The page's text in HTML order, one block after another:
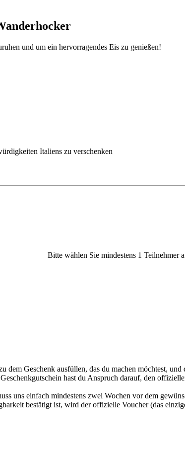
und um ein hervorragendes Eis zu genießen!
Italiens zu verschenken
Bitte wählen Sie mindestens 1 Teilnehmer
dem Geschenk ausfüllen, das du machen möchtest,
hast du Anspruch darauf, den
uns einfach mindestens zwei Wochen vor dem
bestätigt ist, wird der offizielle Voucher (das